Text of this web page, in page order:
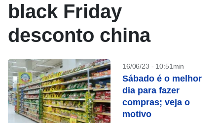
black Friday
desconto china
16/06/23 - 10:51min
Sábado é o melhor
dia para fazer
compras; veja o
motivo